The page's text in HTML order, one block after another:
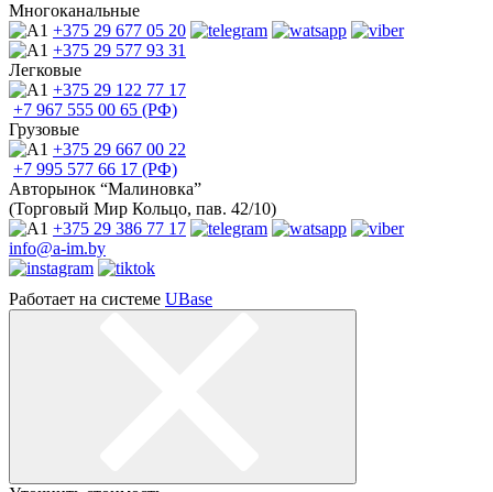
Многоканальные
+375 29 677 05 20
+375 29 577 93 31
Легковые
+375 29 122 77 17
+7 967 555 00 65 (РФ)
Грузовые
+375 29 667 00 22
+7 995 577 66 17 (РФ)
Авторынок “Малиновка”
(Торговый Мир Кольцо, пав. 42/10)
+375 29 386 77 17
info@a-im.by
Работает на системе UBase